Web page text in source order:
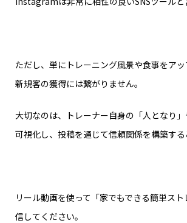
ただし、単にトレーニング風景や食事をアッ
新規客の獲得には繋がりません。
大切なのは、トレーナー自身の「人となり
可視化し、投稿を通じて信頼関係を構築する
リール動画を使って「家でもできる簡単ス
信してください。